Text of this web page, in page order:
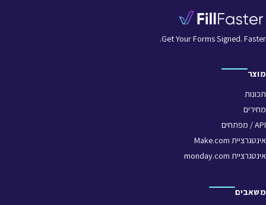
Get Your Forms Signed. Faster.
מוצר
תכונות
מחירים
API / מפתחים
אינטגרציית Make.com
אינטגרציית monday.com
משאבים